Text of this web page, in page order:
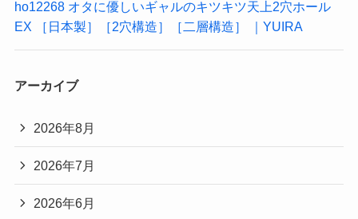
ho12268 オタに優しいギャルのキツキツ天上2穴ホール
EX ［日本製］［2穴構造］［二層構造］ ｜YUIRA
アーカイブ
2026年8月
2026年7月
2026年6月